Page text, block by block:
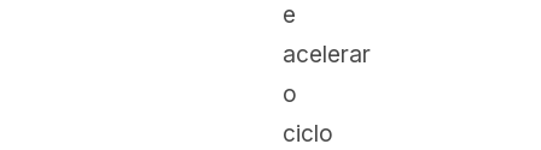
e
acelerar
o
ciclo